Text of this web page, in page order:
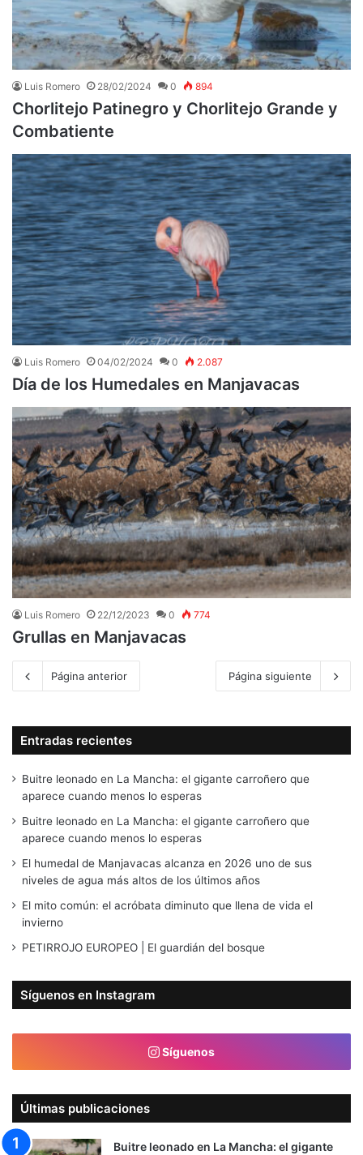
Luis Romero 28/02/2024 0 894
Chorlitejo Patinegro y Chorlitejo Grande y
Combatiente
Luis Romero 04/02/2024 0 2.087
Día de los Humedales en Manjavacas
Luis Romero 22/12/2023 0 774
Grullas en Manjavacas
Página anterior Página siguiente
Entradas recientes
Buitre leonado en La Mancha: el gigante carroñero que
aparece cuando menos lo esperas
Buitre leonado en La Mancha: el gigante carroñero que
aparece cuando menos lo esperas
El humedal de Manjavacas alcanza en 2026 uno de sus
niveles de agua más altos de los últimos años
El mito común: el acróbata diminuto que llena de vida el
invierno
PETIRROJO EUROPEO | El guardián del bosque
Síguenos en Instagram
Síguenos
Últimas publicaciones
Buitre leonado en La Mancha: el gigante